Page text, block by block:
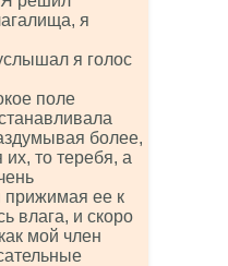
я
я голос
поле
более,
то теребя, а
прижимая ее к
влага, и скоро
мой член